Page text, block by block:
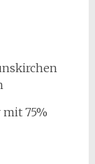
75%